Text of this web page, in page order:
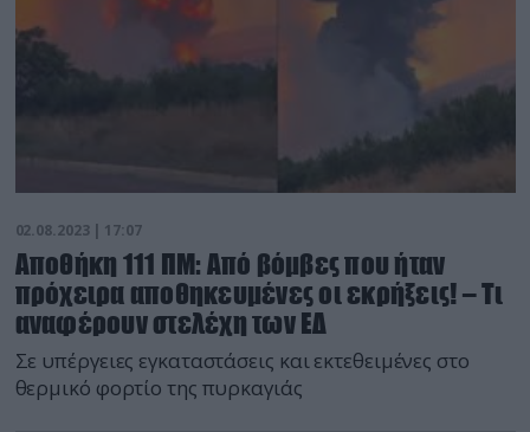
02.08.2023 | 17:07
Αποθήκη 111 ΠΜ: Από βόμβες που ήταν
πρόχειρα αποθηκευμένες οι εκρήξεις! – Τι
αναφέρουν στελέχη των ΕΔ
Σε υπέργειες εγκαταστάσεις και εκτεθειμένες στο
θερμικό φορτίο της πυρκαγιάς